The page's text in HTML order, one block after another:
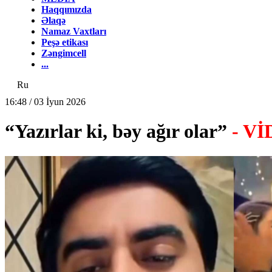
Haqqımızda
Əlaqə
Namaz Vaxtları
Peşə etikası
Zəngimcell
...
Ru
16:48 / 03 İyun 2026
“Yazırlar ki, bəy ağır olar” -